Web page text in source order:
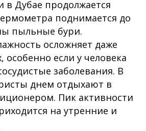
в Дубае продолжается
поднимается до
пыльные бури.
осложняет даже
если у человека
заболевания. В
днем отдыхают в
Пик активности
на утренние и